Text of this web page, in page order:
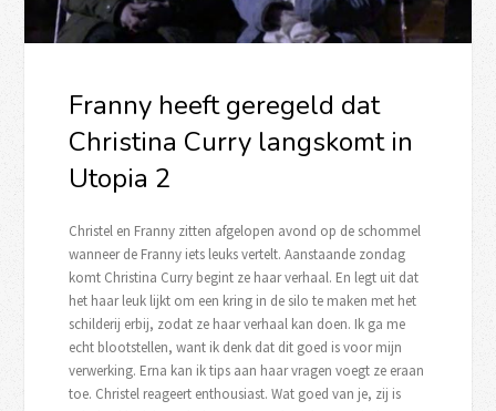
Franny heeft geregeld dat
Christina Curry langskomt in
Utopia 2
Christel en Franny zitten afgelopen avond op de schommel
wanneer de Franny iets leuks vertelt. Aanstaande zondag
komt Christina Curry begint ze haar verhaal. En legt uit dat
het haar leuk lijkt om een kring in de silo te maken met het
schilderij erbij, zodat ze haar verhaal kan doen. Ik ga me
echt blootstellen, want ik denk dat dit goed is voor mijn
verwerking. Erna kan ik tips aan haar vragen voegt ze eraan
toe. Christel reageert enthousiast. Wat goed van je, zij is